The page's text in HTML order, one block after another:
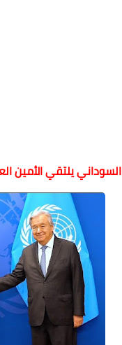
السوداني يلتقي الأمين